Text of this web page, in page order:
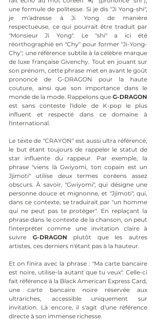
une formule de politesse. Si je dis "Ji Yong-shi",
je m'adresse à Ji Yong de manière
respectueuse, ce qui pourrait être traduit par
"Monsieur Ji Yong". Le "shi" a ici été
réorthographié en "Chy" pour former "Ji-Yong-
Chy", une référence subtile à la célèbre marque
de luxe française Givenchy. Tout en jouant sur
son prénom, cette phrase met en avant le goût
prononcé de G-DRAGON pour la haute
couture, ainsi que son importance dans le
monde de la mode. Rappelons que G-DRAGON
est sans conteste l'idole de K-pop le plus
influent et respecté dans ce domaine à
l'international.
Le texte de "CRAYON" est aussi ultra référencé,
le but étant toujours de rappeler le statut de
star influente du rappeur. Par exemple, la
phrase "viens là Gwiyomi, ton copain est un
Jjimoti" utilise deux termes coréens assez
obscurs. À savoir, "Gwiyomi", qui désigne une
personne douce et mignonne, et "Jjimoti", qui,
dans ce contexte, se traduirait par "un homme
qui ne peut pas te protéger". En replaçant la
phrase dans le contexte de la chanson, on peut
l'interpréter comme une invitation claire à
suivre G-DRAGON plutôt que les autres
artistes, ces derniers n'étant pas à la hauteur.
Et on finira avec la phrase : "Ma carte bancaire
est noire, utilise-la autant que tu veux". Celle-ci
fait référence à la Black American Express Card,
une carte bancaire noire réservée aux
ultrariches, accessible uniquement sur
invitation. Là encore, il s'agit d'une référence
directe à son immense richesse.